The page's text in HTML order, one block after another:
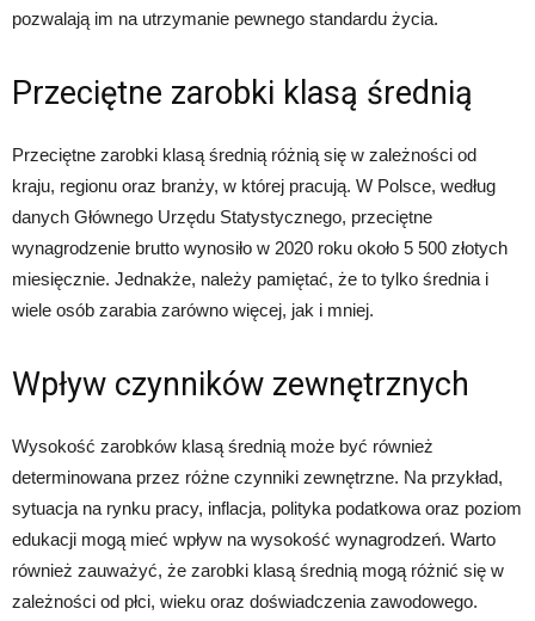
pozwalają im na utrzymanie pewnego standardu życia.
Przeciętne zarobki klasą średnią
Przeciętne zarobki klasą średnią różnią się w zależności od
kraju, regionu oraz branży, w której pracują. W Polsce, według
danych Głównego Urzędu Statystycznego, przeciętne
wynagrodzenie brutto wynosiło w 2020 roku około 5 500 złotych
miesięcznie. Jednakże, należy pamiętać, że to tylko średnia i
wiele osób zarabia zarówno więcej, jak i mniej.
Wpływ czynników zewnętrznych
Wysokość zarobków klasą średnią może być również
determinowana przez różne czynniki zewnętrzne. Na przykład,
sytuacja na rynku pracy, inflacja, polityka podatkowa oraz poziom
edukacji mogą mieć wpływ na wysokość wynagrodzeń. Warto
również zauważyć, że zarobki klasą średnią mogą różnić się w
zależności od płci, wieku oraz doświadczenia zawodowego.